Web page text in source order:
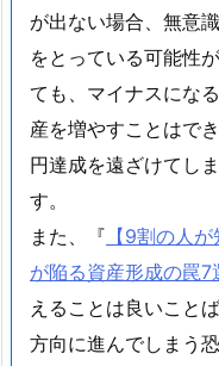
が出ない場合、無意
をとっている可能性
ても、マイナスにな
産を増やすことはで
円達成を遠ざけてし
す。
また、『 【9割の人
が陥る資産形成の罠7
えることは良いこと
方向に進んでしまう